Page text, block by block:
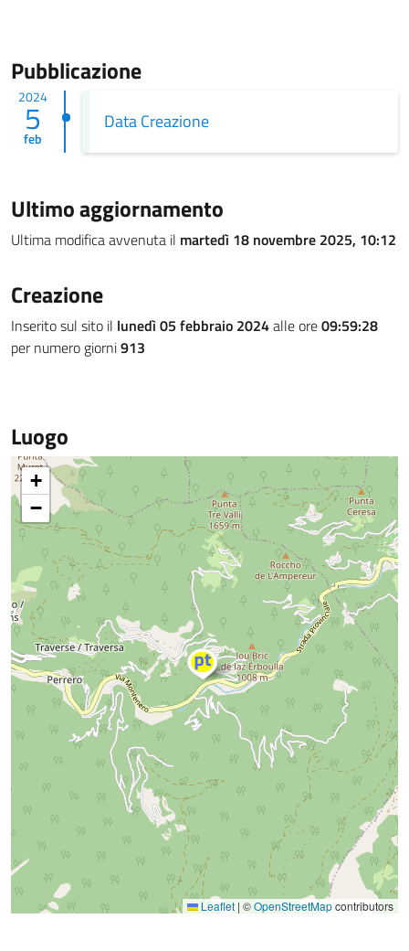
Pubblicazione
2024
5
feb
Data Creazione
Ultimo aggiornamento
Ultima modifica avvenuta il martedì 18 novembre 2025, 10:12
Creazione
Inserito sul sito il lunedì 05 febbraio 2024alle ore09:59:28
per numero giorni913
Luogo
+
−
Leaflet | ©OpenStreetMapcontributors